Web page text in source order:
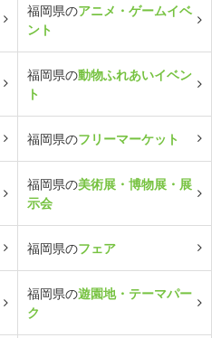
福岡県のアニメ・ゲームイベ
ント
福岡県の動物ふれあいイベン
ト
福岡県のフリーマーケット
福岡県の美術展・博物展・展
示会
福岡県のフェア
福岡県の遊園地・テーマパー
ク